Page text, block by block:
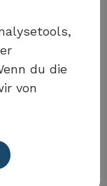
der
du die
von